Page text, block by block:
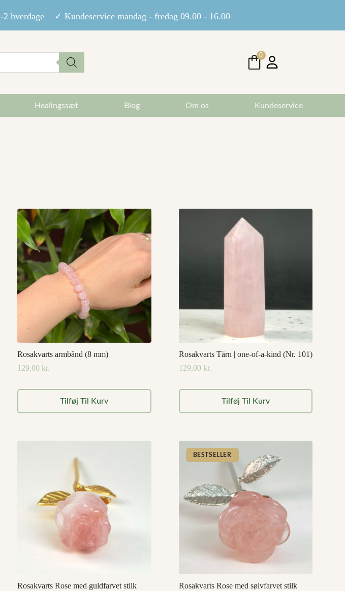
✓ Kundeservice mandag - fredag 09.00 - 16.00
0
Healingssæt Blog Om os Kundeservice
Rosakvarts armbånd (8 mm)
129,00 kr.
Tilføj Til Kurv
Rosakvarts Tårn | one-of-a-kind (Nr. 101)
129,00 kr.
Tilføj Til Kurv
Rosakvarts Rose med guldfarvet stilk
BESTSELLER
Rosakvarts Rose med sølvfarvet stilk